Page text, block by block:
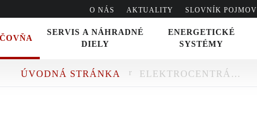
O NÁS AKTUALITY SLOVNÍK POJMOV
SERVIS A NÁHRADNÉ
DIELY
ENERGETICKÉ
SYSTÉMY
ÚVODNÁ STRÁNKA ELEKTROCENTRÁLA CAT C4.4 DE65E0 - POJAZDNÉ ELEKTROCENTRÁLY